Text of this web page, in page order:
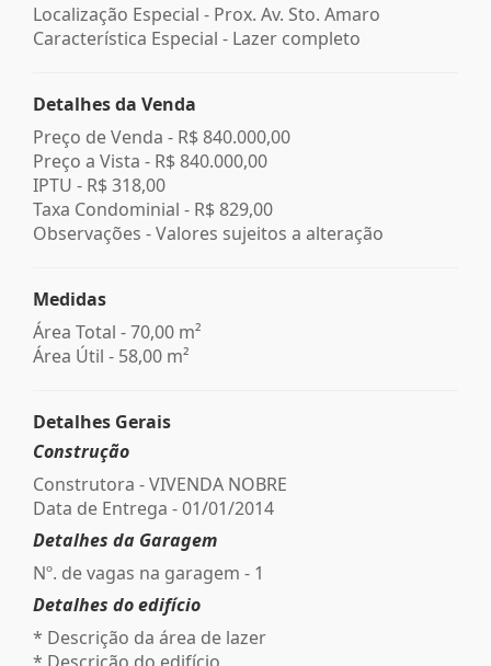
Localização Especial - Prox. Av. Sto. Amaro
Característica Especial - Lazer completo
Detalhes da Venda
Preço de Venda - R$ 840.000,00
Preço a Vista - R$ 840.000,00
IPTU - R$ 318,00
Taxa Condominial - R$ 829,00
Observações - Valores sujeitos a alteração
Medidas
Área Total - 70,00 m²
Área Útil - 58,00 m²
Detalhes Gerais
Construção
Construtora - VIVENDA NOBRE
Data de Entrega - 01/01/2014
Detalhes da Garagem
Nº. de vagas na garagem - 1
Detalhes do edifício
* Descrição da área de lazer